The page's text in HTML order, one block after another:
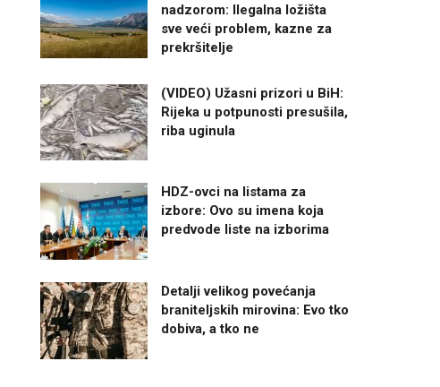
nadzorom: Ilegalna ložišta
sve veći problem, kazne za
prekršitelje
(VIDEO) Užasni prizori u BiH:
Rijeka u potpunosti presušila,
riba uginula
HDZ-ovci na listama za
izbore: Ovo su imena koja
predvode liste na izborima
Detalji velikog povećanja
braniteljskih mirovina: Evo tko
dobiva, a tko ne